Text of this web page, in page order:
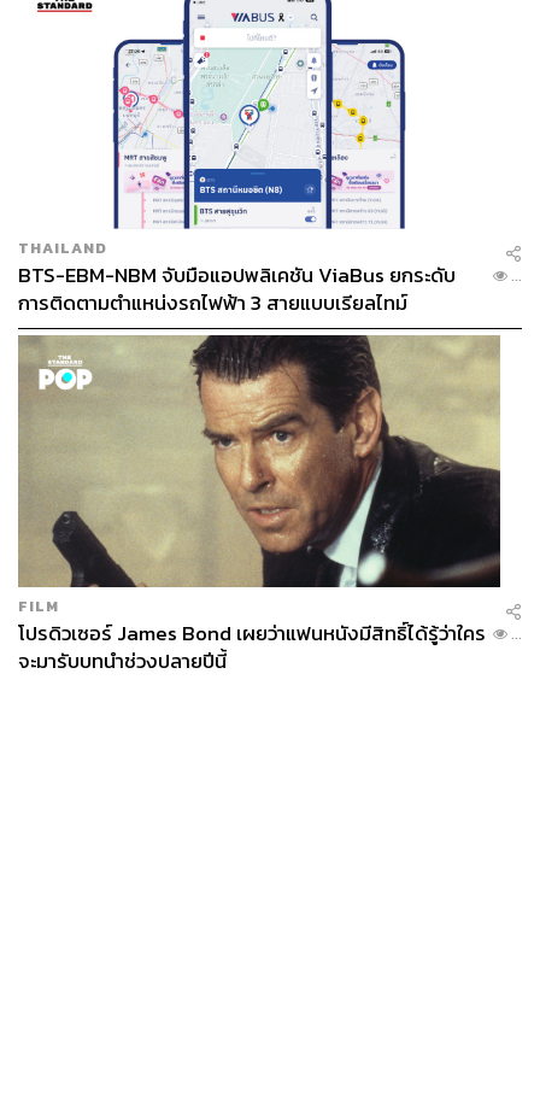
THAILAND
BTS-EBM-NBM จับมือแอปพลิเคชัน ViaBus ยกระดับ
การติดตามตำแหน่งรถไฟฟ้า 3 สายแบบเรียลไทม์
...
FILM
โปรดิวเซอร์ James Bond เผยว่าแฟนหนังมีสิทธิ์ได้รู้ว่าใคร
จะมารับบทนำช่วงปลายปีนี้
...